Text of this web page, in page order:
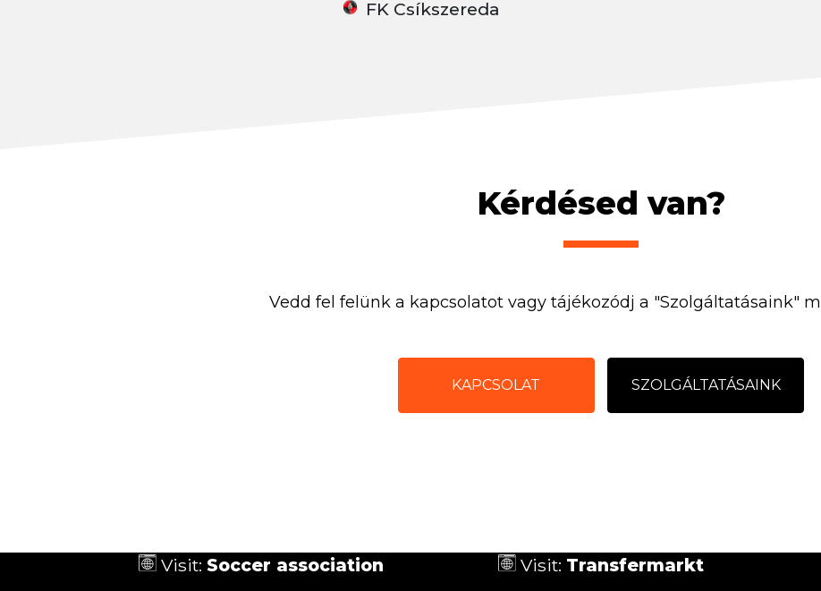
FK Csíkszereda
Kérdésed van?
Vedd fel felünk a kapcsolatot vagy tájékozódj a "Szolgáltatásaink"
KAPCSOLAT SZOLGÁLTATÁSAINK
Visit: Soccer association Visit: Transfermarkt